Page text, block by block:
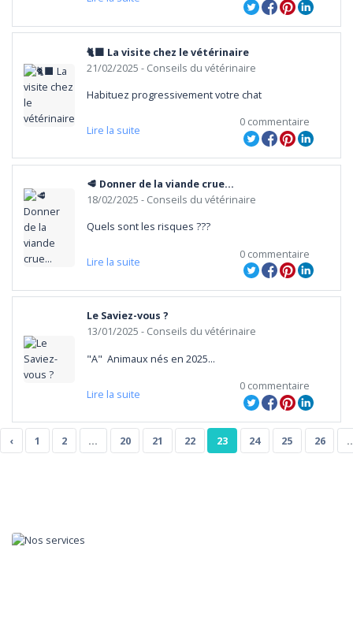
🐈‍⬛ La visite chez le vétérinaire
21/02/2025 - Conseils du vétérinaire
Habituez progressivement votre chat
Lire la suite
0 commentaire
🥩 Donner de la viande crue...
18/02/2025 - Conseils du vétérinaire
Quels sont les risques ???
Lire la suite
0 commentaire
Le Saviez-vous ?
13/01/2025 - Conseils du vétérinaire
"A"  Animaux nés en 2025...
Lire la suite
0 commentaire
‹ 1 2 ... 20 21 22 23 24 25 26